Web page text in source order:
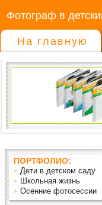
Фотограф в
На главную
ПОРТФОЛИО:
Дети в детском саду
Школьная жизнь
Осенние фотосессии